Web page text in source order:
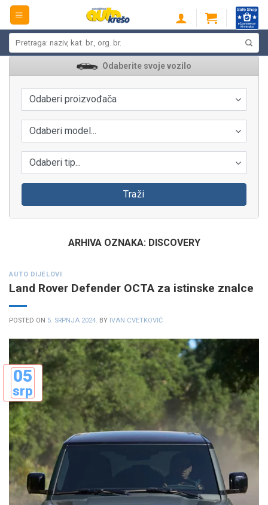
Skip
content
Odaberite svoje vozilo
Odaberi proizvođača
Odaberi model...
Odaberi tip...
Traži
ARHIVA OZNAKA: DISCOVERY
AUTO DIJELOVI
Land Rover Defender OCTA za istinske znalce
POSTED ON 5. SRPNJA 2024. BY IVAN CVETKOVIĆ
05
srp